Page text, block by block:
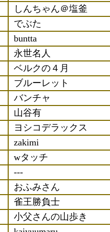
しんちゃん＠塩釜
でぶた
buntta
永世名人
ベルクの４月
ブルーレット
バンチャ
山谷有
ヨシコデラックス
zakimi
wタッチ
---
おふみさん
雀王勝負士
小父さんの山歩き